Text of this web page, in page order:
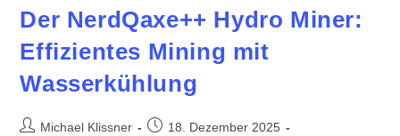
Der NerdQaxe++ Hydro Miner:
Effizientes Mining mit
Wasserkühlung
Beitrags-
Michael Klissner Beitrag18. Dezember 2025